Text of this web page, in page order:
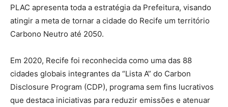
PLAC apresenta toda a estratégia da Prefeitura, visando
atingir a meta de tornar a cidade do Recife um território
Carbono Neutro até 2050.
Em 2020, Recife foi reconhecida como uma das 88
cidades globais integrantes da “Lista A” do Carbon
Disclosure Program (CDP), programa sem fins lucrativos
que destaca iniciativas para reduzir emissões e atenuar